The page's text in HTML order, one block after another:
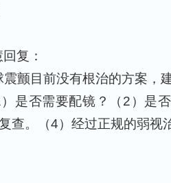
复：
震颤目前没有根治的方案，
是否需要配镜？（2）是
复查。（4）经过正规的弱